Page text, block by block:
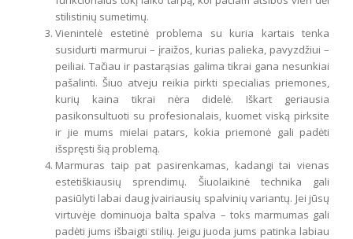
stilistinių sumetimų.
Vienintelė estetinė problema su kuria kartais tenka
susidurti marmurui – įraižos, kurias palieka, pavyzdžiui –
peiliai. Tačiau ir pastarąsias galima tikrai gana nesunkiai
pašalinti. Šiuo atveju reikia pirkti specialias priemones,
kurių kaina tikrai nėra didelė. Iškart geriausia
pasikonsultuoti su profesionalais, kuomet viską pirksite
ir jie mums mielai patars, kokia priemonė gali padėti
išspręsti šią problemą.
Marmuras taip pat pasirenkamas, kadangi tai vienas
estetiškiausių sprendimų. Šiuolaikinė technika gali
pasiūlyti labai daug įvairiausių spalvinių variantų. Jei jūsų
virtuvėje dominuoja balta spalva – toks marmumas gali
padėti jums išbaigti stilių. Jeigu juoda jums patinka labiau